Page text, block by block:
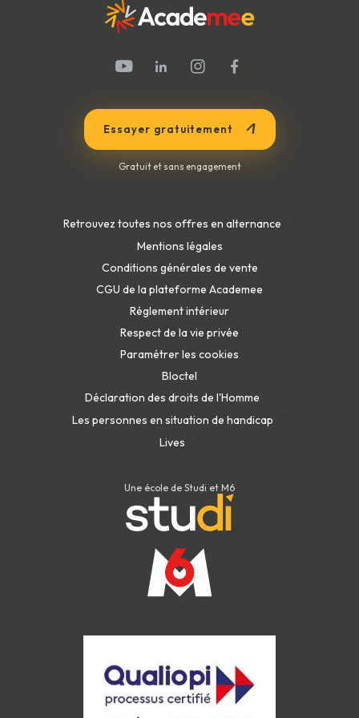
Techniques de soins esthétiques par l'eau
L'élaboration d'un programme de soins
Application : Élaborer un programme de
soins
28.
Identifier et mémoriser les produits et
appareils
Produits d'enveloppement corps
Produits de massage esthétique corps
Appareils de stérilisation
Appareils de presso-esthétique
Appareils depresso-aspiration
Appareil à aspiration de type Starvac
Appareil vibrant de type G5
Appareils à couverture chauffante
Appareils à action d'électro-stimulation
topique
Appareils radiofréquence
Hammam
Appareils d'observation et d'analyse de
la peau
Appareils à brosses rotatives
Appareils à haute fréquence
Appareils à ultrasons
Appareils à électroporation
Appareils à dermabrasion
Appareils à lumière pulsée
Essayer gratuitement
Gratuit et sans engagement
Retrouvez toutes nos offres en alternance
Mentions légales
Conditions générales de vente
CGU de la plateforme Academee
Réglement intérieur
Respect de la vie privée
Paramétrer les cookies
Bloctel
Déclaration des droits de l'Homme
Les personnes en situation de handicap
Lives
Une école de Studi et M6